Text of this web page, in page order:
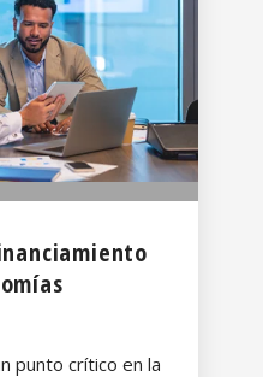
punto crítico en la